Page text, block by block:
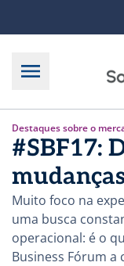
Destaques sobre o
#SBF17:
Muito foco na
uma busca
operacional: é o
Business Fórum a